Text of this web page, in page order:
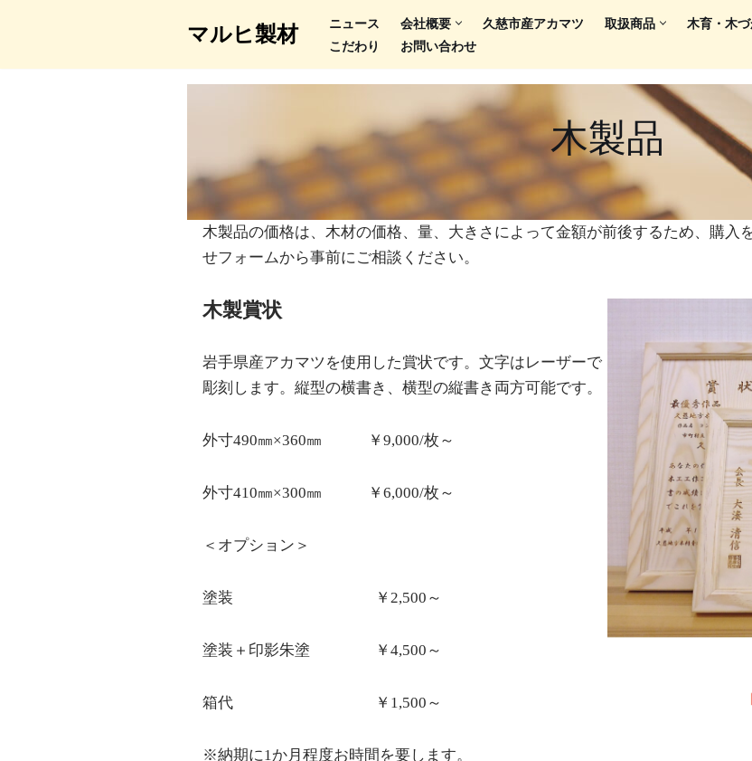
マルヒ製材 ニュース 会社概要 久慈市産アカマツ 取扱商品 木育・木
こだわり
お問い合わせ
木製品
木製品の価格は、木材の価格、量、大きさによって金額が前後するため、購入
せフォームから事前にご相談ください。
木製賞状
岩手県産アカマツを使用した賞状です。文字はレーザーで
彫刻します。縦型の横書き、横型の縦書き両方可能です。
外寸490㎜×360㎜ ￥9,000/枚～
外寸410㎜×300㎜ ￥6,000/枚～
＜オプション＞
塗装 ￥2,500～
塗装＋印影朱塗 ￥4,500～
箱代 ￥1,500～
※納期に1か月程度お時間を要します。